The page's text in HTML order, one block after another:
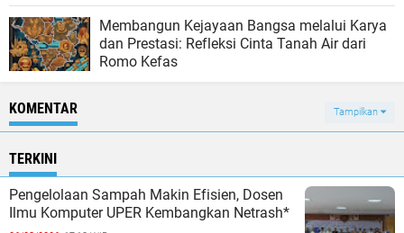
Membangun Kejayaan Bangsa melalui Karya
dan Prestasi: Refleksi Cinta Tanah Air dari
Romo Kefas
KOMENTAR Tampilkan
TERKINI
Pengelolaan Sampah Makin Efisien, Dosen
Ilmu Komputer UPER Kembangkan Netrash*